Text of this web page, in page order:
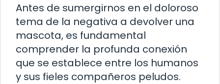
Antes de sumergirnos en el doloroso
tema de la negativa a devolver una
mascota, es fundamental
comprender la profunda conexión
que se establece entre los humanos
y sus fieles compañeros peludos.